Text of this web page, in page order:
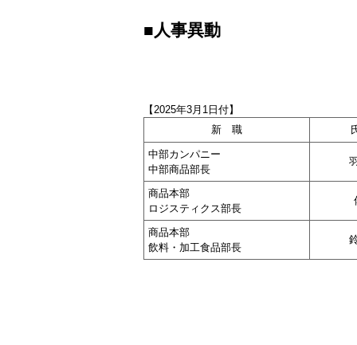
■人事異動
【2025年3月1日付】
新 職
中部カンパニー
中部商品部長
商品本部
ロジスティクス部長
商品本部
飲料・加工食品部長